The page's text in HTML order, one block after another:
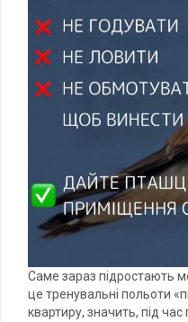
Саме зараз підростають
це тренувальні польоти
квартиру, значить, під час